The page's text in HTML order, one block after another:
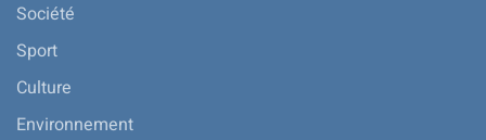
Société
Sport
Culture
Environnement